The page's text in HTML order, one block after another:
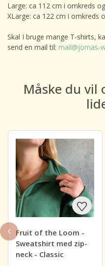
Large: ca 112 cm i omkreds
XLarge: ca 122 cm i omkreds
Skal I bruge mange T-shirts,
send en mail til: mail@jornas-
Måske du vil
Fruit of the Loom -
Sweatshirt med zip-
neck - Classic
‹